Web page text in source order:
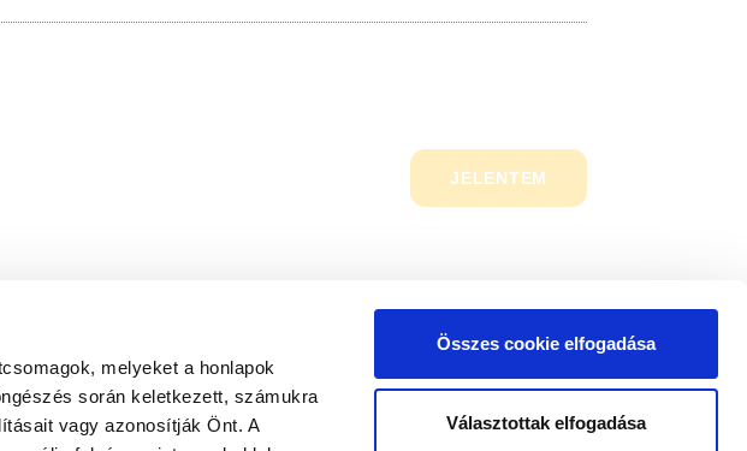
melyeket a honlapok
során keletkezett, számukra
vagy azonosítják Önt. A
Összes cookie elfogadása
Választottak elfogadása
JELENTEM